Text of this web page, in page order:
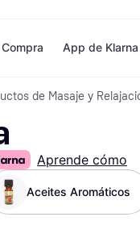
Formas de
Paga en 3 plazos
Paga en 30 días
Financiación
Klarna en Apple
Compra
Tiendas
Zalando Prive
Zara
JD Sports
App de Klarna
de Masaje y
Aprende cómo
Aceites Aromáticos